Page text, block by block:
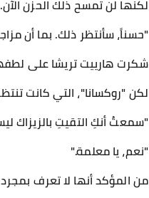
لكنها لن تمسح ذلك الحزن
​"حسناً، سأنتظر ذلك. بما أن
​شكرت هارييت تريشا على
لكن "روكسانا"، التي كانت
​"سمعتُ أنكِ التقيتِ بالزيزاك
"نعم، يا معلمة."
​من المؤكد أنها لا تعرف